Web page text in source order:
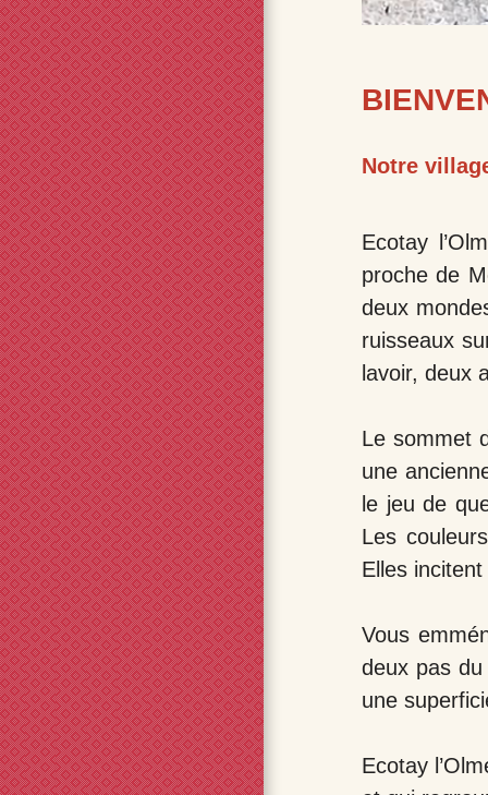
Notre
Ecotay
proche de
deux
ruisseaux
lavoir, deux
Le sommet
une
le jeu de
Les
Elles
Vous
deux pas
une
Ecotay